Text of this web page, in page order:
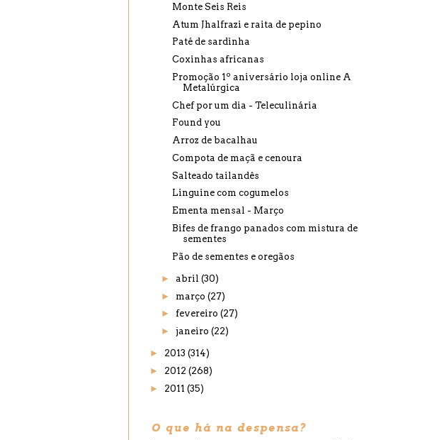
Monte Seis Reis
Atum Jhalfrazi e raita de pepino
Paté de sardinha
Coxinhas africanas
Promoção 1º aniversário loja online A
Metalúrgica
Chef por um dia - Teleculinária
Found you
Arroz de bacalhau
Compota de maçã e cenoura
Salteado tailandês
Linguine com cogumelos
Ementa mensal - Março
Bifes de frango panados com mistura de
sementes
Pão de sementes e oregãos
► abril (30)
► março (27)
► fevereiro (27)
► janeiro (22)
► 2013 (314)
► 2012 (268)
► 2011 (35)
O que há na despensa?